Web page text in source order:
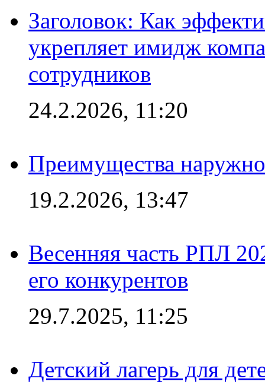
Заголовок: Как
укрепляет имидж
сотрудников
24.2.2026, 11:20
Преимущества
19.2.2026, 13:47
Весенняя часть РПЛ
его конкурентов
29.7.2025, 11:25
Детский лагерь для